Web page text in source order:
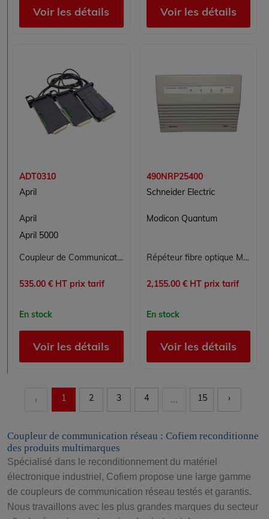
Voir les détails Voir les détails
ADT0310
April
April
April 5000
Coupleur de Communication Réseau ADT0310 pour Automates et Contrôle Commande
535.00 € HT prix tarif
En stock
Voir les détails
490NRP25400
Schneider Electric
Modicon Quantum
Répéteur fibre optique Modbus Plus Schneider Electric 490NRP25400
2,155.00 € HT prix tarif
En stock
Voir les détails
‹ 1 2 3 4 ... 15 ›
Coupleur de communication réseau : Cofiem reconditionne
des produits multimarques
Spécialisé dans le reconditionnement du matériel
électronique industriel, Cofiem propose une large gamme
de coupleurs de communication réseau testés et garantis.
Nous travaillons avec les plus grandes marques du secteur